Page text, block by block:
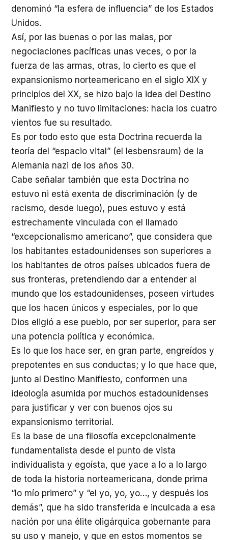
denominó “la esfera de influencia” de los Estados
Unidos.
Así, por las buenas o por las malas, por
negociaciones pacíficas unas veces, o por la
fuerza de las armas, otras, lo cierto es que el
expansionismo norteamericano en el siglo XIX y
principios del XX, se hizo bajo la idea del Destino
Manifiesto y no tuvo limitaciones: hacia los cuatro
vientos fue su resultado.
Es por todo esto que esta Doctrina recuerda la
teoría del “espacio vital” (el lesbensraum) de la
Alemania nazi de los años 30.
Cabe señalar también que esta Doctrina no
estuvo ni está exenta de discriminación (y de
racismo, desde luego), pues estuvo y está
estrechamente vinculada con el llamado
“excepcionalismo americano”, que considera que
los habitantes estadounidenses son superiores a
los habitantes de otros países ubicados fuera de
sus fronteras, pretendiendo dar a entender al
mundo que los estadounidenses, poseen virtudes
que los hacen únicos y especiales, por lo que
Dios eligió a ese pueblo, por ser superior, para ser
una potencia política y económica.
Es lo que los hace ser, en gran parte, engreídos y
prepotentes en sus conductas; y lo que hace que,
junto al Destino Manifiesto, conformen una
ideología asumida por muchos estadounidenses
para justificar y ver con buenos ojos su
expansionismo territorial.
Es la base de una filosofía excepcionalmente
fundamentalista desde el punto de vista
individualista y egoísta, que yace a lo a lo largo
de toda la historia norteamericana, donde prima
“lo mío primero” y “el yo, yo, yo…, y después los
demás”, que ha sido transferida e inculcada a esa
nación por una élite oligárquica gobernante para
su uso y manejo, y que en estos momentos se